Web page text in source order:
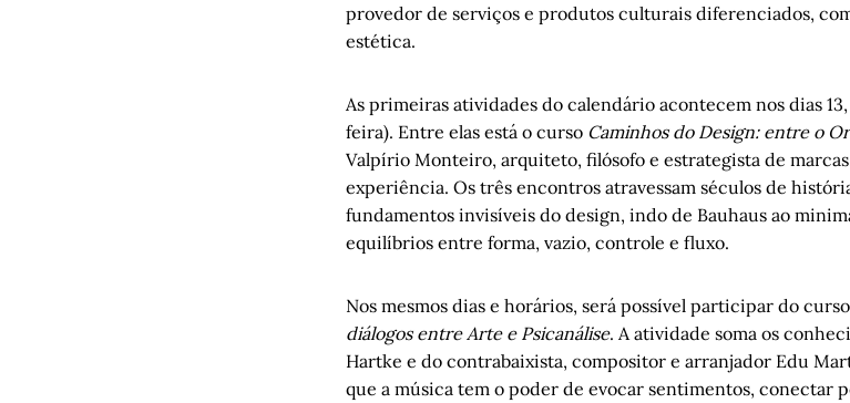
provedor de serviços e produtos culturais diferenciados,
estética.
As primeiras atividades do calendário acontecem nos dias
feira). Entre elas está o curso Caminhos do Design: entre o
Valpírio Monteiro, arquiteto, filósofo e estrategista de
experiência. Os três encontros atravessam séculos de
fundamentos invisíveis do design, indo de Bauhaus ao
equilíbrios entre forma, vazio, controle e fluxo.
Nos mesmos dias e horários, será possível participar do curso
diálogos entre Arte e Psicanálise. A atividade soma os
Hartke e do contrabaixista, compositor e arranjador Edu
que a música tem o poder de evocar sentimentos, conectar